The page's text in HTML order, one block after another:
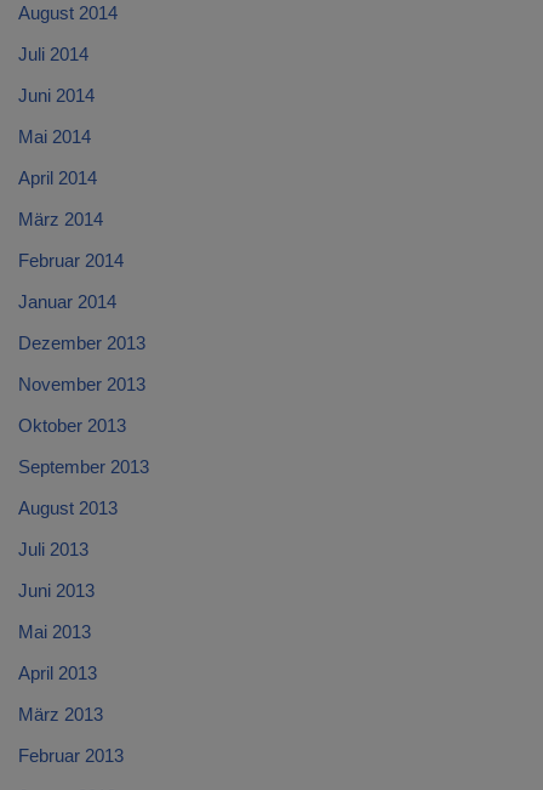
August 2014
Juli 2014
Juni 2014
Mai 2014
April 2014
März 2014
Februar 2014
Januar 2014
Dezember 2013
November 2013
Oktober 2013
September 2013
August 2013
Juli 2013
Juni 2013
Mai 2013
April 2013
März 2013
Februar 2013